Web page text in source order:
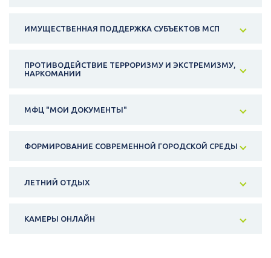
ИМУЩЕСТВЕННАЯ ПОДДЕРЖКА СУБЪЕКТОВ МСП
ПРОТИВОДЕЙСТВИЕ ТЕРРОРИЗМУ И ЭКСТРЕМИЗМУ,
НАРКОМАНИИ
МФЦ "МОИ ДОКУМЕНТЫ"
ФОРМИРОВАНИЕ СОВРЕМЕННОЙ ГОРОДСКОЙ СРЕДЫ
ЛЕТНИЙ ОТДЫХ
КАМЕРЫ ОНЛАЙН